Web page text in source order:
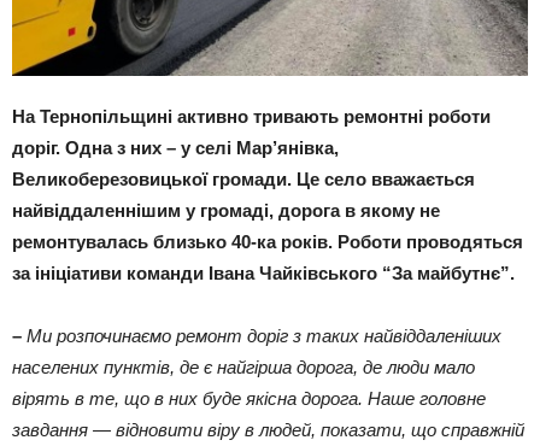
На Тернопільщині активно тривають ремонтні роботи
доріг. Одна з них – у селі Мар’янівка,
Великоберезовицької громади. Це село вважається
найвіддаленнішим у громаді, дорога в якому не
ремонтувалась близько 40-ка років. Роботи проводяться
за ініціативи команди Івана Чайківського “За майбутнє”.
– Ми розпочинаємо ремонт доріг з таких найвіддаленіших
населених пунктів, де є найгірша дорога, де люди мало
вірять в те, що в них буде якісна дорога. Наше головне
завдання — відновити віру в людей, показати, що справжній